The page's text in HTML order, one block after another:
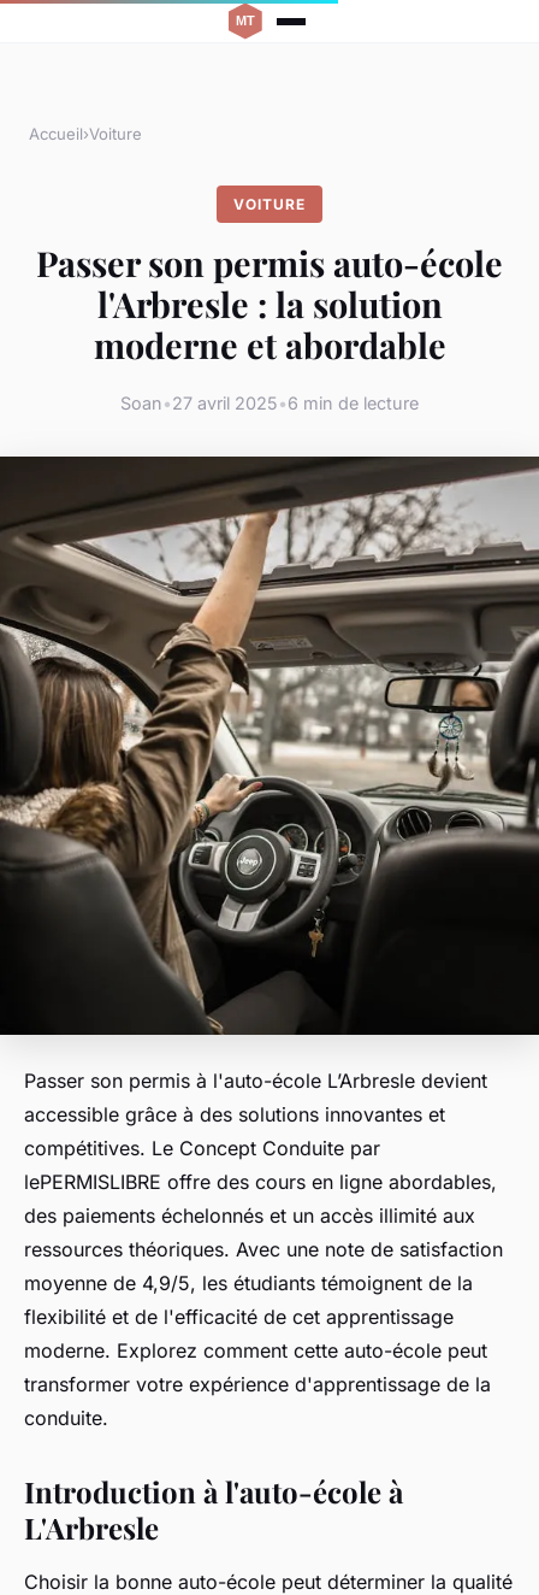
Accueil›Voiture
VOITURE
Passer son permis auto-école
l'Arbresle : la solution
moderne et abordable
Soan•27 avril 2025•6 min de lecture
Passer son permis à l'auto-école L’Arbresle devient
accessible grâce à des solutions innovantes et
compétitives. Le Concept Conduite par
lePERMISLIBRE offre des cours en ligne abordables,
des paiements échelonnés et un accès illimité aux
ressources théoriques. Avec une note de satisfaction
moyenne de 4,9/5, les étudiants témoignent de la
flexibilité et de l'efficacité de cet apprentissage
moderne. Explorez comment cette auto-école peut
transformer votre expérience d'apprentissage de la
conduite.
Introduction à l'auto-école à
L'Arbresle
Choisir la bonne auto-école peut déterminer la qualité